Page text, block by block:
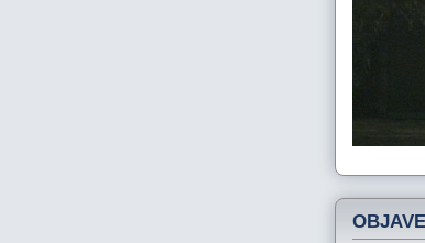
OBJAVE